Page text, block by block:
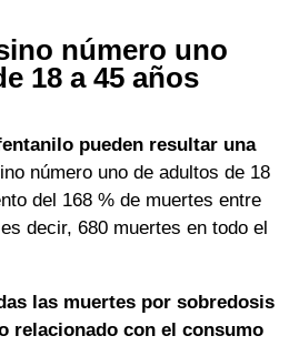
número uno
18 a 45 años
pueden resultar una
número uno de adultos de 18
del 168 % de muertes entre
decir, 680 muertes en todo el
las muertes por sobredosis
relacionado con el consumo